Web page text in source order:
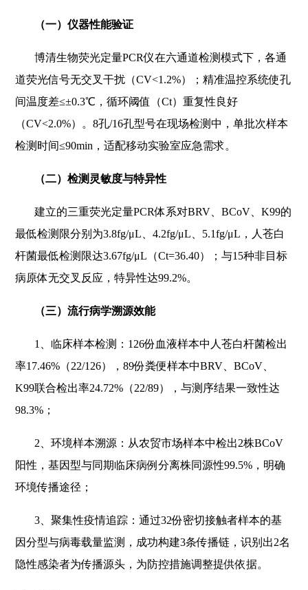
（一）仪器性能验证
博清生物荧光定量PCR仪在六通道检测模式下，各通
道荧光信号无交叉干扰（CV<1.2%）；精准温控系统使孔
间温度差≤±0.3℃，循环阈值（Ct）重复性良好
（CV<2.0%）。8孔/16孔型号在现场检测中，单批次样本
检测时间≤90min，适配移动实验室应急需求。
（二）检测灵敏度与特异性
建立的三重荧光定量PCR体系对BRV、BCoV、K99的
最低检测限分别为3.8fg/μL、4.2fg/μL、5.1fg/μL，人苍白
杆菌最低检测限达3.67fg/μL（Ct=36.40）；与15种非目标
病原体无交叉反应，特异性达99.2%。
（三）流行病学溯源效能
1
、临床样本检测：126份血液样本中人苍白杆菌检出
率17.46%（22/126），89份粪便样本中BRV、BCoV、
K99联合检出率24.72%（22/89），与测序结果一致性达
98.3%；
2 、环境样本溯源：从农贸市场样本中检出2株BCoV
阳性，基因型与同期临床病例分离株同源性99.5%，明确
环境传播途径；
3 、聚集性疫情追踪：通过32份密切接触者样本的基
因分型与病毒载量监测，成功构建3条传播链，识别出2名
隐性感染者为传播源头，为防控措施调整提供依据。